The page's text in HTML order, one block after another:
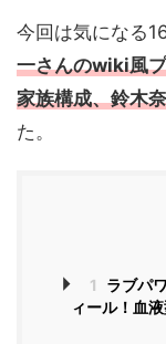
今回は気になる
一さんのwiki風
家族構成、鈴木
た。
1
ラブパ
ィール！血